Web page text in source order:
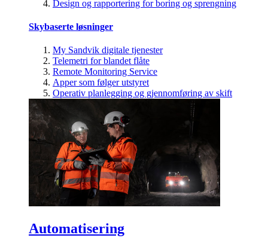
Design og rapportering for boring og sprengning
Skybaserte løsninger
My Sandvik digitale tjenester
Telemetri for blandet flåte
Remote Monitoring Service
Apper som følger utstyret
Operativ planlegging og gjennomføring av skift
Automatisering